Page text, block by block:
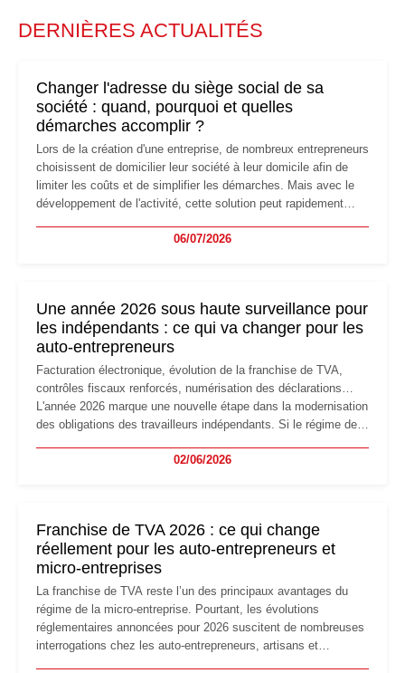
DERNIÈRES ACTUALITÉS
Changer l'adresse du siège social de sa
société : quand, pourquoi et quelles
démarches accomplir ?
Lors de la création d'une entreprise, de nombreux entrepreneurs
choisissent de domicilier leur société à leur domicile afin de
limiter les coûts et de simplifier les démarches. Mais avec le
développement de l'activité, cette solution peut rapidement
professionnels, recrutement, image de marque… Le
06/07/2026
Une année 2026 sous haute surveillance pour
les indépendants : ce qui va changer pour les
auto-entrepreneurs
Facturation électronique, évolution de la franchise de TVA,
contrôles fiscaux renforcés, numérisation des déclarations…
L'année 2026 marque une nouvelle étape dans la modernisation
des obligations des travailleurs indépendants. Si le régime de
les auto-entrepreneurs devront s'adapter à un environnement
02/06/2026
Franchise de TVA 2026 : ce qui change
réellement pour les auto-entrepreneurs et
micro-entreprises
La franchise de TVA reste l’un des principaux avantages du
régime de la micro-entreprise. Pourtant, les évolutions
réglementaires annoncées pour 2026 suscitent de nombreuses
interrogations chez les auto-entrepreneurs, artisans et